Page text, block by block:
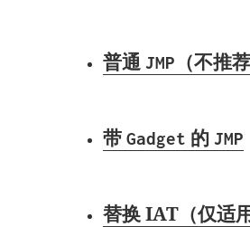
普通JMP （不推荐
带Gadget 的JMP
替换 IAT（仅适用